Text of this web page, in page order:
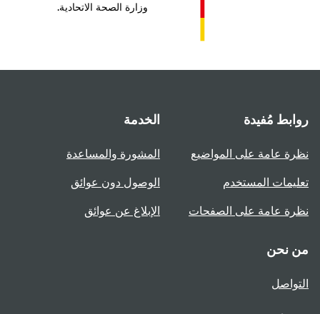
وزارة الصحة الاتحادية.
روابط مُفيدة
نظرة عامة على المواضيع
تعليمات المستخدم
نظرة عامة على الصفحات
الخدمة
المشورة والمساعدة
الوصول دون عوائق
الإبلاغ عن عوائق
من نحن
التواصل